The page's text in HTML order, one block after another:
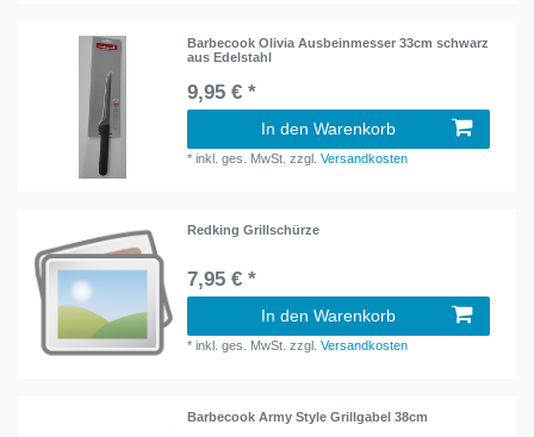
Barbecook Olivia Ausbeinmesser 33cm schwarz
aus Edelstahl
9,95 € *
In den Warenkorb
*inkl. ges. MwSt. zzgl.Versandkosten
Redking Grillschürze
7,95 € *
In den Warenkorb
*inkl. ges. MwSt. zzgl.Versandkosten
Barbecook Army Style Grillgabel 38cm